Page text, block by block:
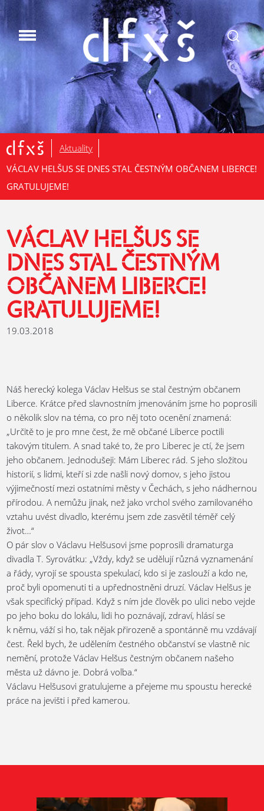
.
Aktuality
VÁCLAV HELŠUS SE DNES STAL ČESTNÝM OBČANEM LIBERCE!
GRATULUJEME!
VÁCLAV HELŠUS SE
DNES STAL ČESTNÝM
OBČANEM LIBERCE!
GRATULUJEME!
19.03.2018
Náš herecký kolega Václav Helšus se stal čestným občanem
Liberce. Krátce před slavnostním jmenováním jsme ho poprosili
o několik slov na téma, co pro něj toto ocenění znamená:
„Určitě to je pro mne čest, že mě občané Liberce poctili
takovým titulem. A snad také to, že pro Liberec je ctí, že jsem
jeho občanem. Jednodušeji: Mám Liberec rád. S jeho složitou
historií, s lidmi, kteří si zde našli nový domov, s jeho jistou
výjimečností mezi ostatními městy v Čechách, s jeho nádhernou
přírodou. A nemůžu jinak, než jako vrchol svého zamilovaného
vztahu uvést divadlo, kterému jsem zde zasvětil téměř celý
život…“
O pár slov o Václavu Helšusovi jsme poprosili dramaturga
divadla T. Syrovátku: „Vždy, když se udělují různá vyznamenání
a řády, vyrojí se spousta spekulací, kdo si je zaslouží a kdo ne,
proč byli opomenuti ti a upřednostněni druzí. Václav Helšus je
však specifický případ. Když s ním jde člověk po ulici nebo vejde
po jeho boku do lokálu, lidi ho poznávají, zdraví, hlásí se
k němu, váží si ho, tak nějak přirozeně a spontánně mu vzdávají
čest. Řekl bych, že udělením čestného občanství se vlastně nic
nemění, protože Václav Helšus čestným občanem našeho
města už dávno je. Dobrá volba.“
Václavu Helšusovi gratulujeme a přejeme mu spoustu herecké
práce na jevišti i před kamerou.